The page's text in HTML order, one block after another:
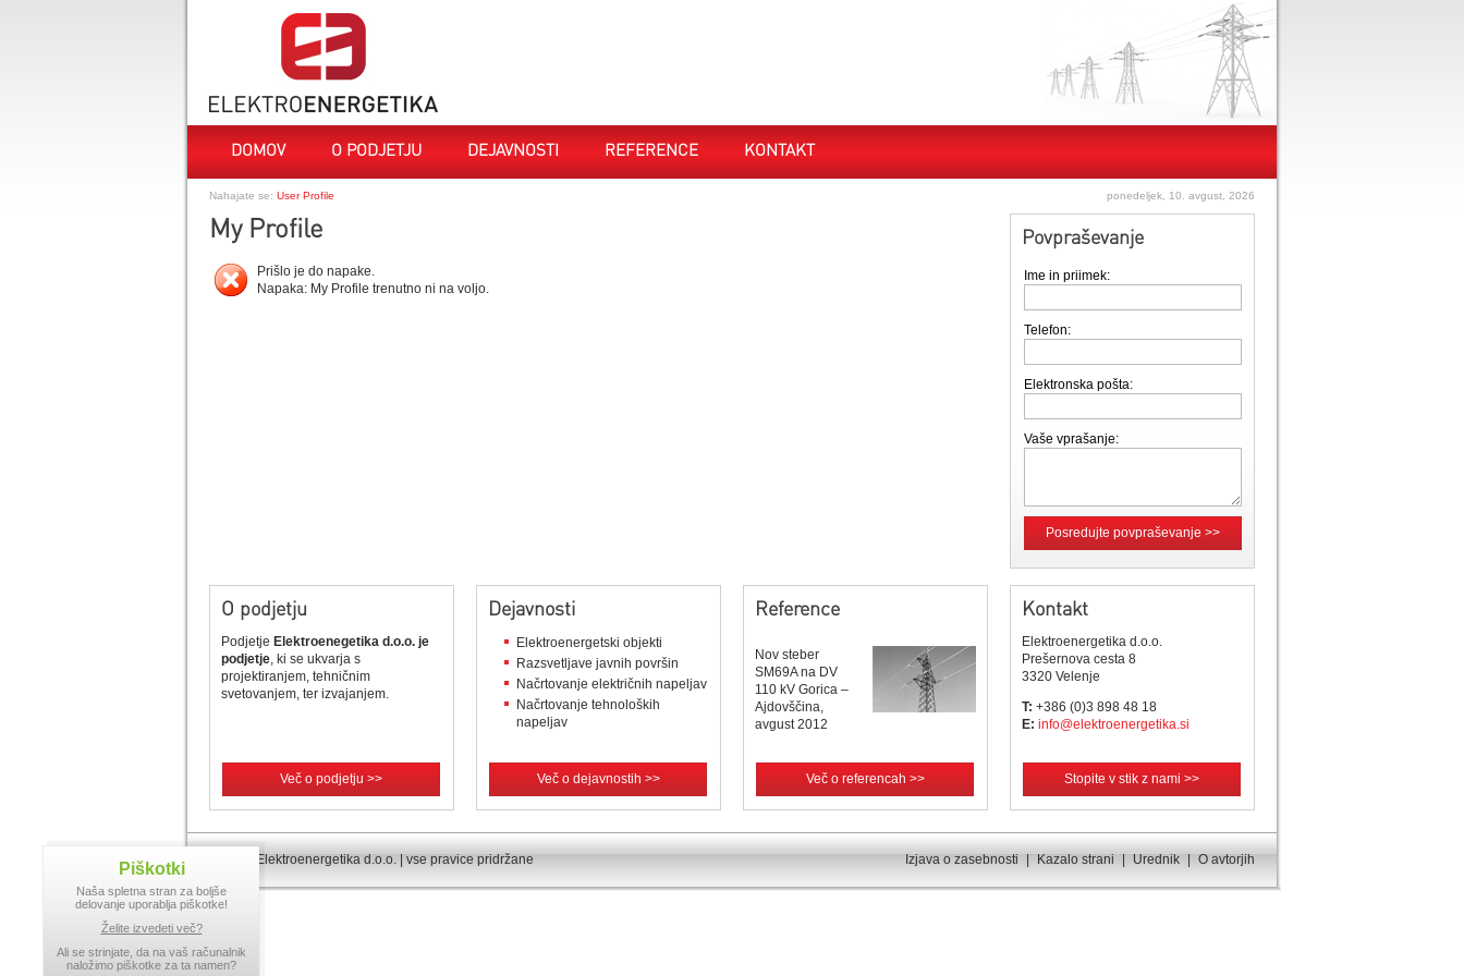
DOMOV O PODJETJU DEJAVNOSTI REFERENCE KONTAKT
Nahajate se: User Profile ponedeljek, 10. avgust, 2026
My Profile
Prišlo je do napake.
Napaka: My Profile trenutno ni na voljo.
Povpraševanje
Ime in priimek:
Telefon:
Elektronska pošta:
Vaše vprašanje:
Posredujte povpraševanje >>
O podjetju
Podjetje Elektroenegetika d.o.o. je
podjetje, ki se ukvarja s
projektiranjem, tehničnim
svetovanjem, ter izvajanjem.
Več o podjetju >>
Dejavnosti
Elektroenergetski objekti
Razsvetljave javnih površin
Načrtovanje električnih napeljav
Načrtovanje tehnoloških
napeljav
Več o dejavnostih >>
Reference
Nov steber
SM69A na DV
110 kV Gorica –
Ajdovščina,
avgust 2012
Več o referencah >>
Kontakt
Elektroenergetika d.o.o.
Prešernova cesta 8
3320 Velenje
T: +386 (0)3 898 48 18
E: info@elektroenergetika.si
Stopite v stik z nami >>
© 2013 Elektroenergetika d.o.o. | vse pravice pridržane Izjava o zasebnosti Kazalo strani Urednik O avtorjih
Piškotki
Naša spletna stran za boljše
delovanje uporablja piškotke!
Želite izvedeti več?
Ali se strinjate, da na vaš računalnik
naložimo piškotke za ta namen?